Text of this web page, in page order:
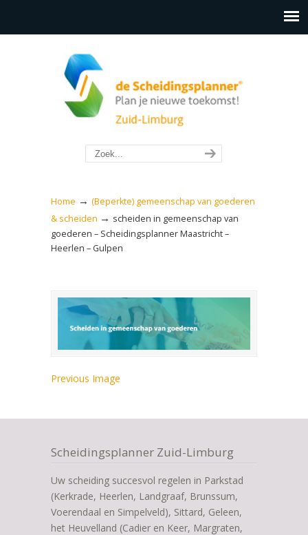
Home → (Beperkte) gemeenschap van goederen
& scheiden → scheiden in gemeenschap van
goederen – Scheidingsplanner Maastricht –
Heerlen – Gulpen
Previous Image
Scheidingsplanner Zuid-Limburg
Uw scheiding succesvol regelen in Parkstad
(Kerkrade, Heerlen, Landgraaf, Brunssum,
Voerendaal en Simpelveld), Sittard, Geleen,
het Heuvelland (Cadier en Keer, Margraten,